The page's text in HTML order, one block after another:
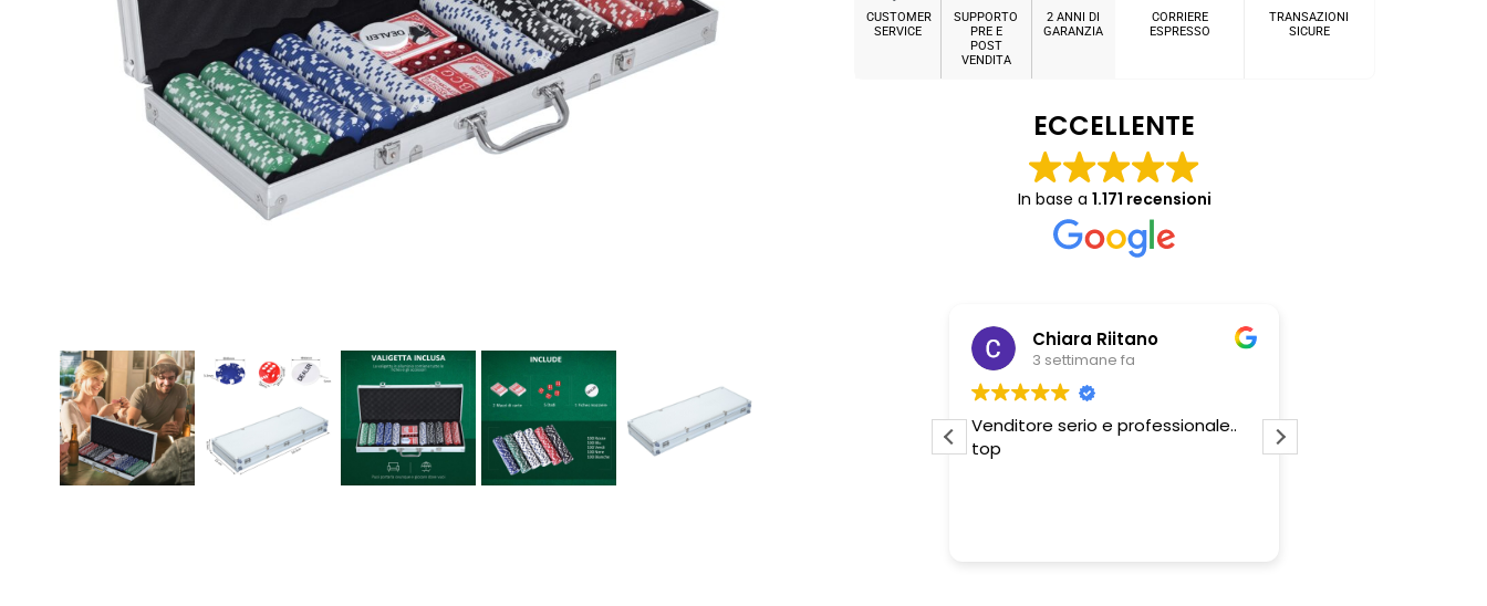
CUSTOMER
SERVICE
SUPPORTO
PRE E
POST
VENDITA
2 ANNI DI
GARANZIA
CORRIERE
ESPRESSO
TRANSAZIONI
SICURE
ECCELLENTE
In base a 1.171 recensioni
Pessima esperienza.
Chiara Riitano
3 settimane fa
Venditore serio e professionale..
top